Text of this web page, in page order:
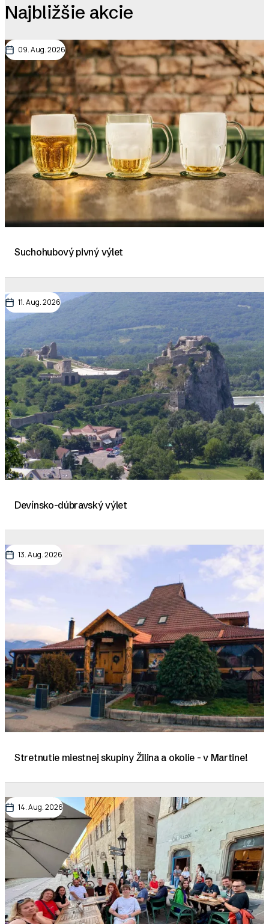
Najbližšie akcie
09. Aug. 2026
Suchohubový pivný výlet
11. Aug. 2026
Devínsko-dúbravský výlet
13. Aug. 2026
Stretnutie miestnej skupiny Žilina a okolie - v Martine!
14. Aug. 2026